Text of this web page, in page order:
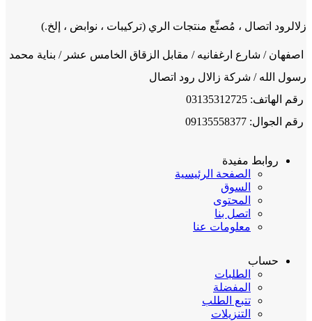
زلالرود اتصال ، مُصنِّع منتجات الري (تركيبات ، نوابض ، إلخ.)
اصفهان / شارع ارغفانيه / مقابل الزقاق الخامس عشر / بناية محمد
رسول الله / شركة زالال رود اتصال
رقم الهاتف: 03135312725
رقم الجوال: 09135558377
روابط مفيدة
الصفحة الرئيسية
السوق
المحتوی
اتصل بنا
معلومات عنا
حساب
الطلبات
المفضلة
تتبع الطلب
التنزیلات